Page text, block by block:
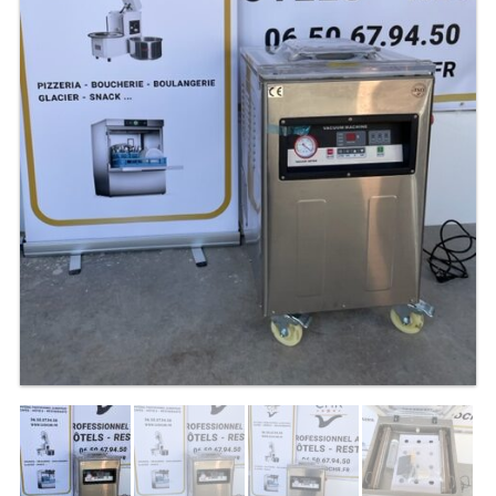
TABLE RÉFRIGÉRÉE
TABLE COMPACTE
TABLE 600
TABLE 700 – 2 PORTES
TABLE 700 – 3 PORTES
TABLE 700 – 4 PORTES
TABLE 800
TABLE 700 VITRÉE
TABLE CONGÉLATEUR